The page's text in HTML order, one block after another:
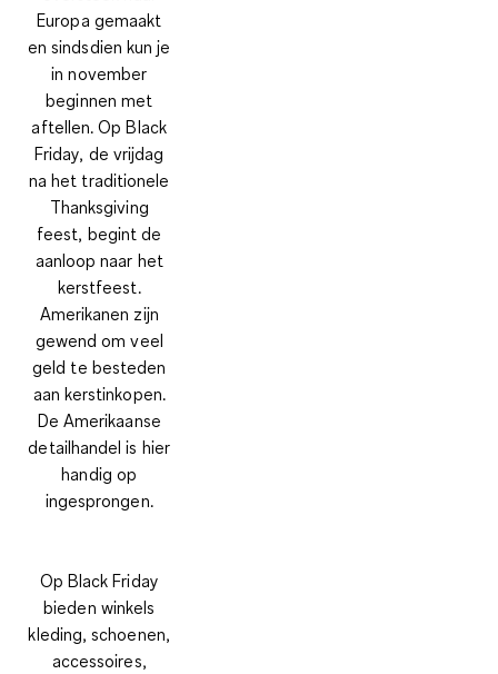
Europa gemaakt
en sindsdien kun je
in november
beginnen met
aftellen. Op Black
Friday, de vrijdag
na het traditionele
Thanksgiving
feest, begint de
aanloop naar het
kerstfeest.
Amerikanen zijn
gewend om veel
geld te besteden
aan kerstinkopen.
De Amerikaanse
detailhandel is hier
handig op
ingesprongen.
Op Black Friday
bieden winkels
kleding, schoenen,
accessoires,